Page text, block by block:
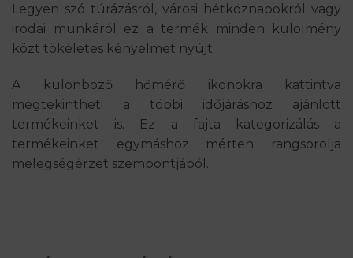
Legyen szó túrázásról, városi hétköznapokról vagy
irodai munkáról ez a termék minden külölmény
közt tökéletes kényelmet nyújt.
A különböző hőmérő ikonokra kattintva
megtekintheti a többi időjáráshoz ajánlott
termékeinket is. Ez a fajta kategorizálás a
termékeinket egymáshoz mérten rangsorolja
melegségérzet szempontjából.